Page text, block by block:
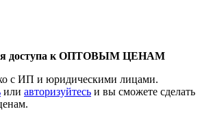
доступа к ОПТОВЫМ ЦЕНАМ
с ИП и юридическими лицами.
или авторизуйтесь и вы сможете сделать